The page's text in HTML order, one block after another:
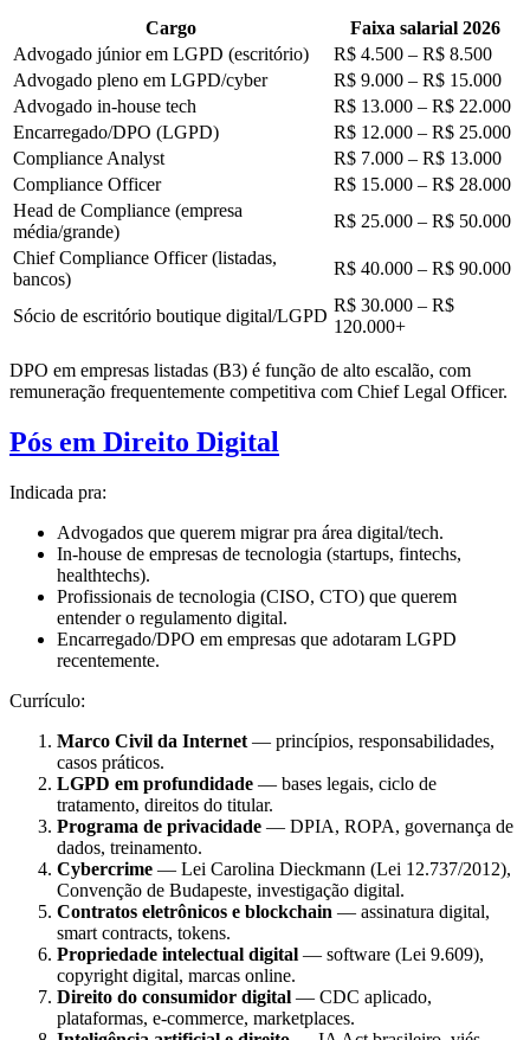
Cargo
Faixa salarial 2026
Advogado júnior em LGPD (escritório)
R$ 4.500 – R$ 8.500
Advogado pleno em LGPD/cyber
R$ 9.000 – R$ 15.000
Advogado in-house tech
R$ 13.000 – R$ 22.000
Encarregado/DPO (LGPD)
R$ 12.000 – R$ 25.000
Compliance Analyst
R$ 7.000 – R$ 13.000
Compliance Officer
R$ 15.000 – R$ 28.000
Head de Compliance (empresa
média/grande)
R$ 25.000 – R$ 50.000
Chief Compliance Officer (listadas,
bancos)
R$ 40.000 – R$ 90.000
Sócio de escritório boutique digital/LGPD
R$ 30.000 – R$
120.000+
DPO em empresas listadas (B3) é função de alto escalão, com
remuneração frequentemente competitiva com Chief Legal Officer.
Pós em Direito Digital
Indicada pra:
Advogados que querem migrar pra área digital/tech.
In-house de empresas de tecnologia (startups, fintechs,
healthtechs).
Profissionais de tecnologia (CISO, CTO) que querem
entender o regulamento digital.
Encarregado/DPO em empresas que adotaram LGPD
recentemente.
Currículo:
Marco Civil da Internet — princípios, responsabilidades,
casos práticos.
LGPD em profundidade — bases legais, ciclo de
tratamento, direitos do titular.
Programa de privacidade — DPIA, ROPA, governança de
dados, treinamento.
Cybercrime — Lei Carolina Dieckmann (Lei 12.737/2012),
Convenção de Budapeste, investigação digital.
Contratos eletrônicos e blockchain — assinatura digital,
smart contracts, tokens.
Propriedade intelectual digital — software (Lei 9.609),
copyright digital, marcas online.
Direito do consumidor digital — CDC aplicado,
plataformas, e-commerce, marketplaces.